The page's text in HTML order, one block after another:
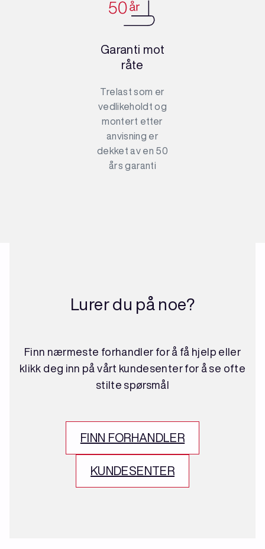
Garanti mot
råte
Trelast som er
vedlikeholdt og
montert etter
anvisning er
dekket av en 50
års garanti
Lurer du på noe?
Finn nærmeste forhandler for å få hjelp eller
klikk deg inn på vårt kundesenter for å se ofte
stilte spørsmål
FINN FORHANDLER
KUNDESENTER